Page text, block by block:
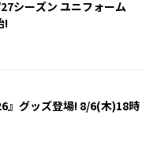
シーズン ユニフォーム
!
』グッズ登場! 8/6(木)18時